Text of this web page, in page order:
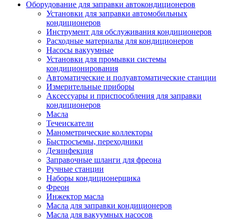
Оборудование для заправки автокондиционеров
Установки для заправки автомобильных
кондиционеров
Инструмент для обслуживания кондиционеров
Расходные материалы для кондиционеров
Насосы вакуумные
Установки для промывки системы
кондиционирования
Автоматические и полуавтоматические станции
Измерительные приборы
Аксессуары и приспособления для заправки
кондиционеров
Масла
Течеискатели
Манометрические коллекторы
Быстросъемы, переходники
Дезинфекция
Заправочные шланги для фреона
Ручные станции
Наборы кондиционерщика
Фреон
Инжектор масла
Масла для заправки кондиционеров
Масла для вакуумных насосов